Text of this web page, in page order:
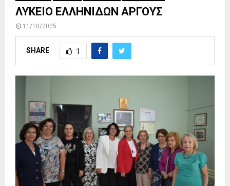
ΛΥΚΕΙΟ ΕΛΛΗΝΙΔΩΝ ΑΡΓΟΥΣ
11/10/2025
SHARE 1